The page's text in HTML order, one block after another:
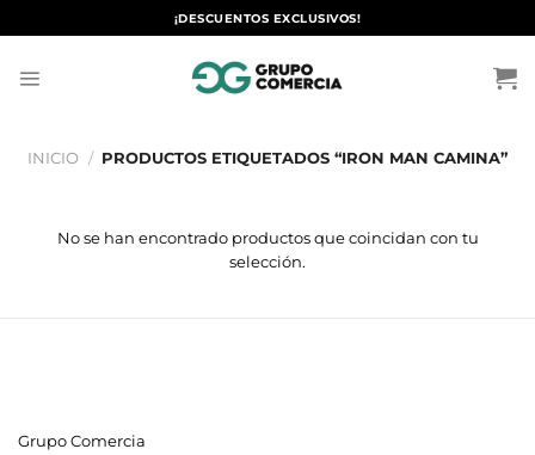
al
¡DESCUENTOS EXCLUSIVOS!
INICIO / PRODUCTOS ETIQUETADOS “IRON MAN CAMINA”
No se han encontrado productos que coincidan con tu
selección.
Grupo Comercia